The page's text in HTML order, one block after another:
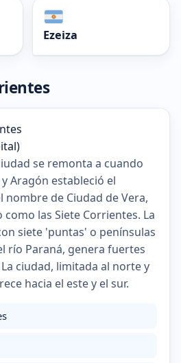
Ezeiza
se remonta a cuando
Aragón estableció el
de Ciudad de Vera,
las Siete Corrientes. La
siete 'puntas' o penínsulas
río Paraná, genera fuertes
ciudad, limitada al norte y
hacia el este y el sur.